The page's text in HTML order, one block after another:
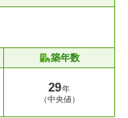
築年数
29年
（中央値）